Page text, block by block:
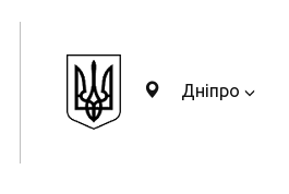
Дніпро